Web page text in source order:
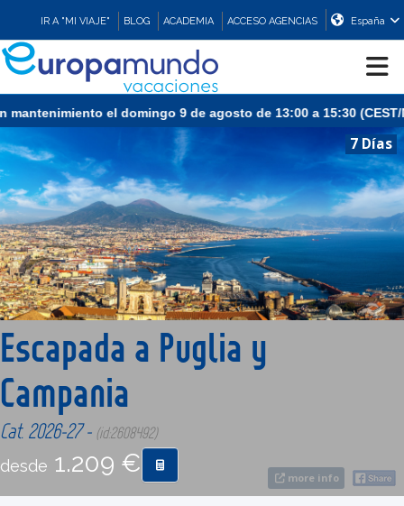
IR A "MI VIAJE" BLOG ACADEMIA ACCESO AGENCIAS España
CRUCEROS
ASIA
ORIENTE
PROMOCIONES
CONTACTO
el domingo 9 de agosto de 13:00 a 15:30 (CEST/Madrid).
7 Días
more info
Escapada a Puglia y
Campania
Cat. 2026-27 - (id:2608492)
desde 1.209 €